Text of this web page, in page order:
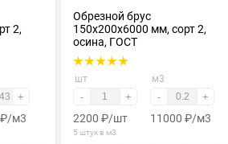
2,
+
₽/м3
Обрезной брус
150х200х6000 мм, сорт 2,
осина, ГОСТ
шт
- +
2200 ₽/шт
5 штук в м3
м3
- +
11000 ₽/м3